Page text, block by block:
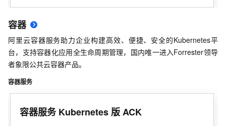
容器
阿里云容器服务助力企业构建高效、便捷、安全的Kubernetes平
台，支持容器化应用全生命周期管理，国内唯一进入Forrester领导
者象限公共云容器产品。
容器服务
容器服务 Kubernetes 版 ACK